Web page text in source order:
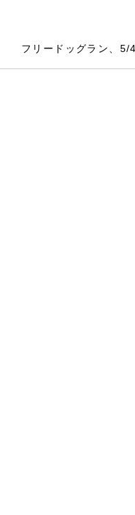
フリードッグラン、5/